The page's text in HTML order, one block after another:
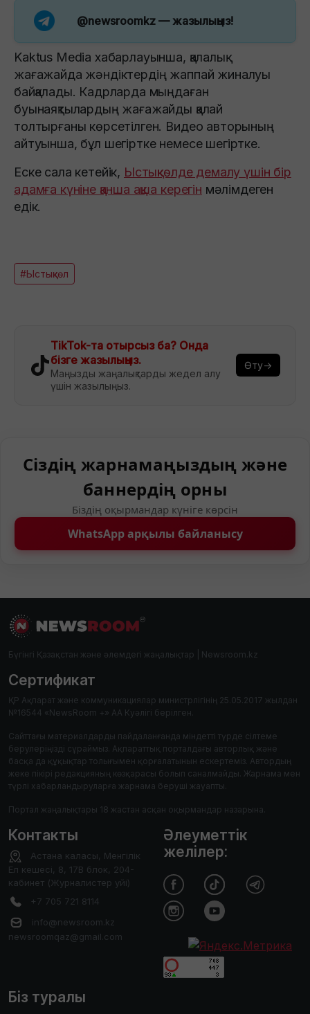
@newsroomkz — жазылыңыз!
Kaktus Media хабарлауынша, қалалық
жағажайда жәндіктердің жаппай жиналуы
байқалады. Кадрларда мыңдаған
буынаяқтылардың жағажайды қалай
толтырғаны көрсетілген. Видео авторының
айтуынша, бұл шегіртке немесе шегіртке.
Еске сала кетейік, Ыстықкөлде демалу үшін бір
адамға күніне қанша ақша керегін мәлімдеген
едік.
#Ыстықкөл
TikTok-та отырсыз ба? Онда
бізге жазылыңыз.
Маңызды жаңалықтарды жедел алу
үшін жазылыңыз.
Өту→
Сіздің жарнамаңыздың және
баннердің орны
Біздің оқырмандар күніге көрсін
WhatsApp арқылы байланысу
Бүгінгі Қазақстан және әлемдегі жаңалықтар | Newsroom.kz
Сертификат
ҚР Ақпарат және коммуникациялар министрлігінің 25.05.2017 жылдан
№16544 «NewsRoom +» АА Куәлігі берілген.
Сайттағы материалдарды пайдаланғанда міндетті түрде сілтеме
берулеріңізді сұраймыз. Ақпараттық порталдағы авторлық және
басқа да құқықтар толығымен қорғалатынын ескертеміз. Автордың
жеке пікірі редакцияның көзқарасы болып саналмайды. Жарнама мен
түрлі хабарландыруларға жарнама беруші жауапты.
Портал жаңалықтары 18 жастан асқан оқырмандар назарына.
Контакты
Астана каласы, Менгілік
Ел кешесі, 8, 17В блок, 204-
кабинет (Журналистер уйі)
+7 705 721 8114
info@newsroom.kz
newsroomqaz@gmail.com
Біз туралы
Әлеуметтік
желілер: